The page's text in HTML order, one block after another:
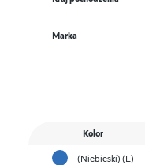
Marka
Kolor
(Niebieski) (L)